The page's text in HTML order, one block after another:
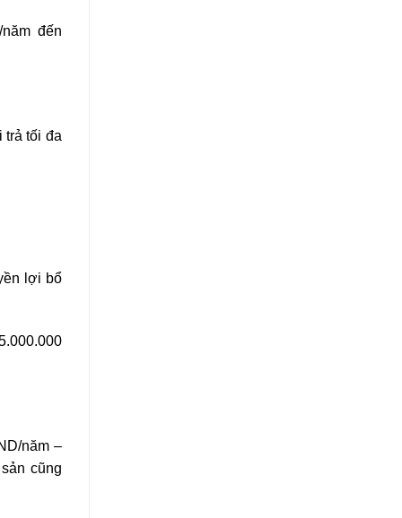
đến
trả tối đa
lợi bổ
năm –
cũng